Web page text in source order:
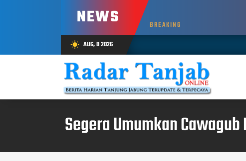
NEWS BREAKING
wb_sunny AUG, 8 2026
Segera Umumkan